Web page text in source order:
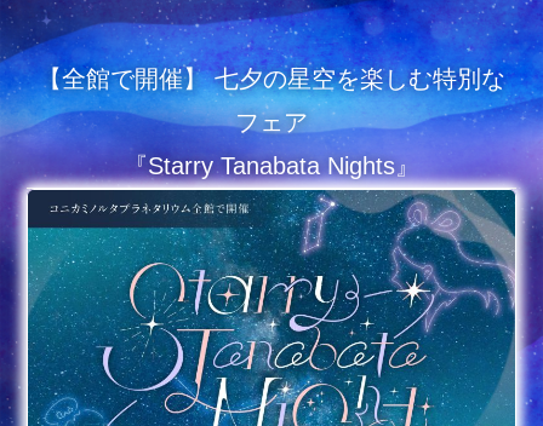
【全館で開催】 七夕の星空を楽しむ特別な
フェア
『Starry Tanabata Nights』